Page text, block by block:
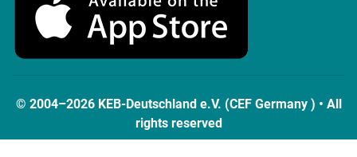
© 2004–2026 KEB-Deutschland e.V. (CEF Germany ) • All
rights reserved